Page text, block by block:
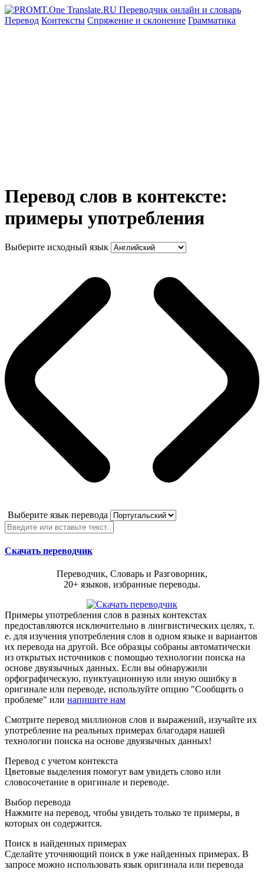
Перевод Контексты Спряжение и склонение Грамматика
Перевод слов в контексте:
примеры употребления
Выберите исходный язык
Выберите язык перевода
Скачать переводчик
Переводчик, Словарь и Разговорник,
20+ языков, избранные переводы.
Примеры употребления слов в разных контекстах
предоставляются исключительно в лингвистических целях, т.
е. для изучения употребления слов в одном языке и вариантов
их перевода на другой. Все образцы собраны автоматически
из открытых источников с помощью технологии поиска на
основе двуязычных данных. Если вы обнаружили
орфографическую, пунктуационную или иную ошибку в
оригинале или переводе, используйте опцию "Сообщить о
проблеме" или напишите нам
Cмотрите перевод миллионов слов и выражений, изучайте их
употребление на реальных примерах благодаря нашей
технологии поиска на основе двуязычных данных!
Перевод с учетом контекста
Цветовые выделения помогут вам увидеть слово или
словосочетание в оригинале и переводе.
Выбор перевода
Нажмите на перевод, чтобы увидеть только те примеры, в
которых он содержится.
Поиск в найденных примерах
Сделайте уточняющий поиск в уже найденных примерах. В
запросе можно использовать язык оригинала или перевода